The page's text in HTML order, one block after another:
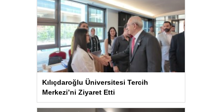
Kılıçdaroğlu Üniversitesi Tercih
Merkezi’ni Ziyaret Etti